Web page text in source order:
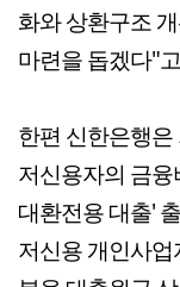
화와 상환구조
마련을 돕겠다"
한편 신한은행은
저신용자의 금
대환전용 대출'
저신용 개인사